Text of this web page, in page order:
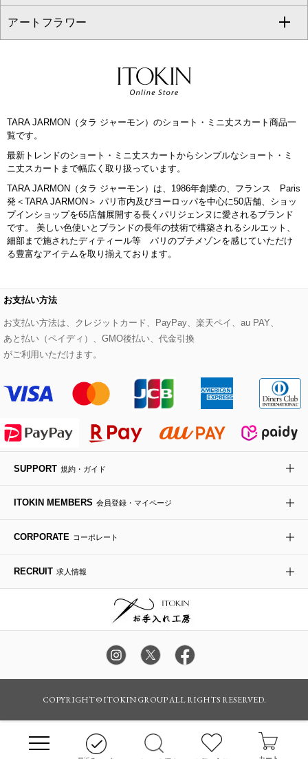
MK MICHEL KLEIN BAG
HIROKO KOSHINO
re:edition project 165
HIROKO BIS
スウェット・ジャージー
セットアップパンツ
セットアップワンピース
その他のジャケット・スーツ
チェスターコート
ノーカラーコート
ライダースジャケット
デニムジャケット
ダウンジャケット・コート
ベルト・サスペンダー
財布・名刺入れ・ケース
ハンカチ・バンダナ
手袋
チャーム・ストラップ
ポーチ
傘・日傘
レッグウェア
時計
その他のグッズ・小物
ピアス・イヤリング
ブローチ・コサージュ
その他のアクセサリー
トートバッグ
クラッチバッグ
バックパック・リュック
ボディバッグ・メッセンジャーバッグ
トラベルバッグ
その他のバッグ
すべてのシューズ
ブーツ・ブーティー
フラットシューズ
ローファー
ドレスシューズ
その他のシューズ
アートフラワー
オーキッド・胡蝶蘭
カサブランカ・カラー
ラナンキュラス
ポプリアレンジ＆フレグランス
その他のアートフラワー
TARA JARMON（タラ ジャーモン）のショート・ミニ丈スカート商品一
覧です。
最新トレンドのショート・ミニ丈スカートからシンプルなショート・ミ
ニ丈スカートまで幅広く取り扱っています。
TARA JARMON（タラ ジャーモン）は、1986年創業の、フランス Paris
発＜TARA JARMON＞ パリ市内及びヨーロッパを中心に50店舗、ショッ
プインショップを65店舗展開する長くパリジェンヌに愛されるブランド
です。 美しい色使いとブランドの長年の技術で構築されるシルエット、
細部まで施されたディティール等 パリのプチメゾンを感じていただけ
る豊富なアイテムを取り揃えております。
お支払い方法
お支払い方法は、クレジットカード、PayPay、楽天ペイ、au PAY、
あと払い（ペイディ）、GMO後払い、代金引換
がご利用いただけます。
SUPPORT 規約・ガイド
ITOKIN MEMBERS 会員登録・マイページ
CORPORATE コーポレート
RECRUIT 求人情報
COPYRIGHT © ITOKIN GROUP ALL RIGHTS RESERVED.